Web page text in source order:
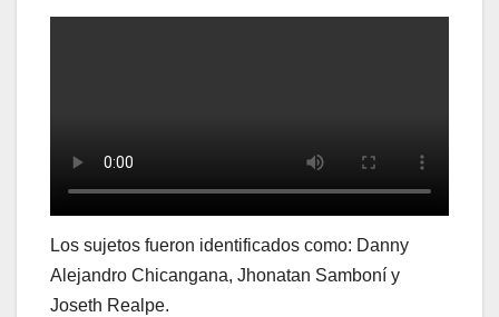
Los sujetos fueron identificados como: Danny
Alejandro Chicangana, Jhonatan Samboní y
Joseth Realpe.